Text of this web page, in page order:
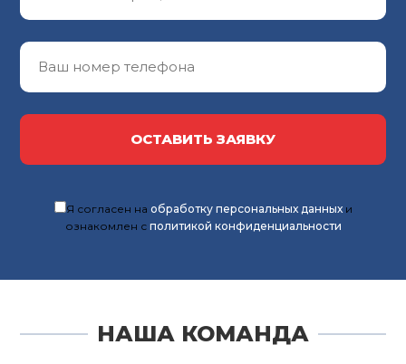
ОСТАВИТЬ ЗАЯВКУ
Я согласен на обработку персональных данныхи
ознакомлен с политикой конфиденциальности
НАША КОМАНДА